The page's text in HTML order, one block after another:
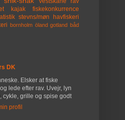
kajak
fiskekonkurrence
stevns/møn
havfiskeri
bornholm öland gotland båd
DK
Elsker at fiske
lede efter rav. Uvejr, lyn
cykle, grille og spise godt
profil